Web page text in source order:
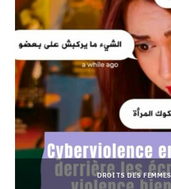
DROITS DES FEMMES